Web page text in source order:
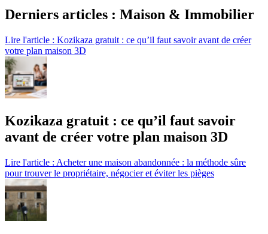
Derniers articles : Maison & Immobilier
Lire l'article : Kozikaza gratuit : ce qu’il faut savoir avant de créer
votre plan maison 3D
Kozikaza gratuit : ce qu’il faut savoir
avant de créer votre plan maison 3D
Lire l'article : Acheter une maison abandonnée : la méthode sûre
pour trouver le propriétaire, négocier et éviter les pièges